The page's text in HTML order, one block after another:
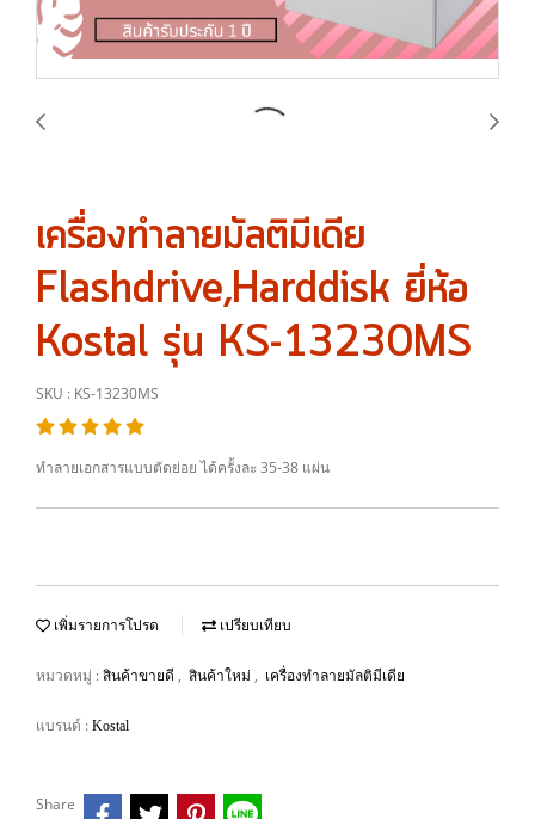
เครื่องทำลายมัลติมีเดีย
Flashdrive,Harddisk ยี่ห้อ
Kostal รุ่น KS-13230MS
SKU : KS-13230MS
ทำลายเอกสารแบบตัดย่อย ได้ครั้งละ 35-38 แผ่น
เพิ่มรายการโปรด เปรียบเทียบ
หมวดหมู่ : สินค้าขายดี , สินค้าใหม่ , เครื่องทำลายมัลติมีเดีย
แบรนด์ : Kostal
Share